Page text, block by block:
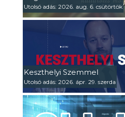
Utolsó adás: 2026. aug. 6. csütörtök
Keszthelyi Szemmel
Utolsó adás: 2026. ápr. 29. szerda